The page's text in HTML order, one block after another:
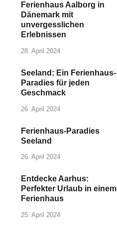
Ferienhaus Aalborg in
Dänemark mit
unvergesslichen
Erlebnissen
28. April 2024
Seeland: Ein Ferienhaus-
Paradies für jeden
Geschmack
26. April 2024
Ferienhaus-Paradies
Seeland
26. April 2024
Entdecke Aarhus:
Perfekter Urlaub in einem
Ferienhaus
25. April 2024